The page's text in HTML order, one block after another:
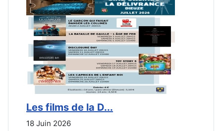
Les films de la D...
18 Juin 2026